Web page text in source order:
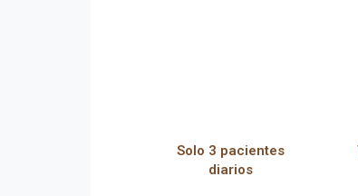
Solo 3 pacientes
diarios